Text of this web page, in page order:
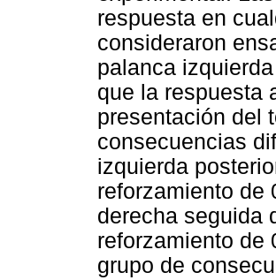
respuesta en
consideraron
palanca
que la respuesta
presentación del
consecuencias
izquierda
reforzamiento de
derecha seguida
reforzamiento de
grupo de